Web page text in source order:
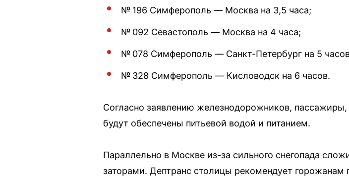
№ 196 Симферополь — Москва на 3,5 часа;
№ 092 Севастополь — Москва на 4 часа;
№ 078 Симферополь — Санкт-Петербург на 5
№ 328 Симферополь — Кисловодск на 6 часов.
Согласно заявлению железнодорожников,
будут обеспечены питьевой водой и питанием.
Параллельно в Москве из-за сильного снегопада
заторами. Дептранс столицы рекомендует